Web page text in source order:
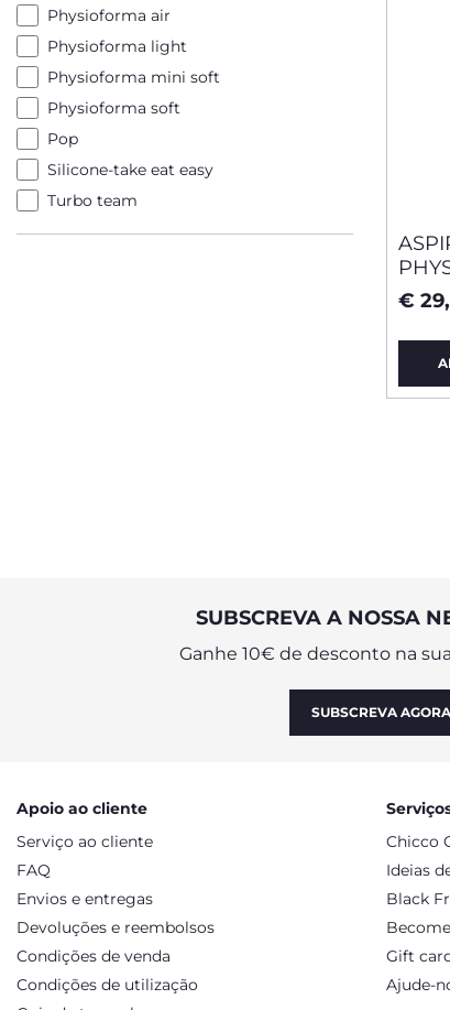
Physioforma air
Physioforma light
Physioforma mini soft
Physioforma soft
Pop
Silicone-take eat easy
Turbo team
€
SUBSCREVA A NOSSA
Ganhe 10€ de desconto na
SUBSCREVA AGORA
Apoio ao cliente
Serviço ao cliente
FAQ
Envios e entregas
Devoluções e reembolsos
Condições de venda
Condições de utilização
Chicco
Ideias
Black
Gift
Ajude-